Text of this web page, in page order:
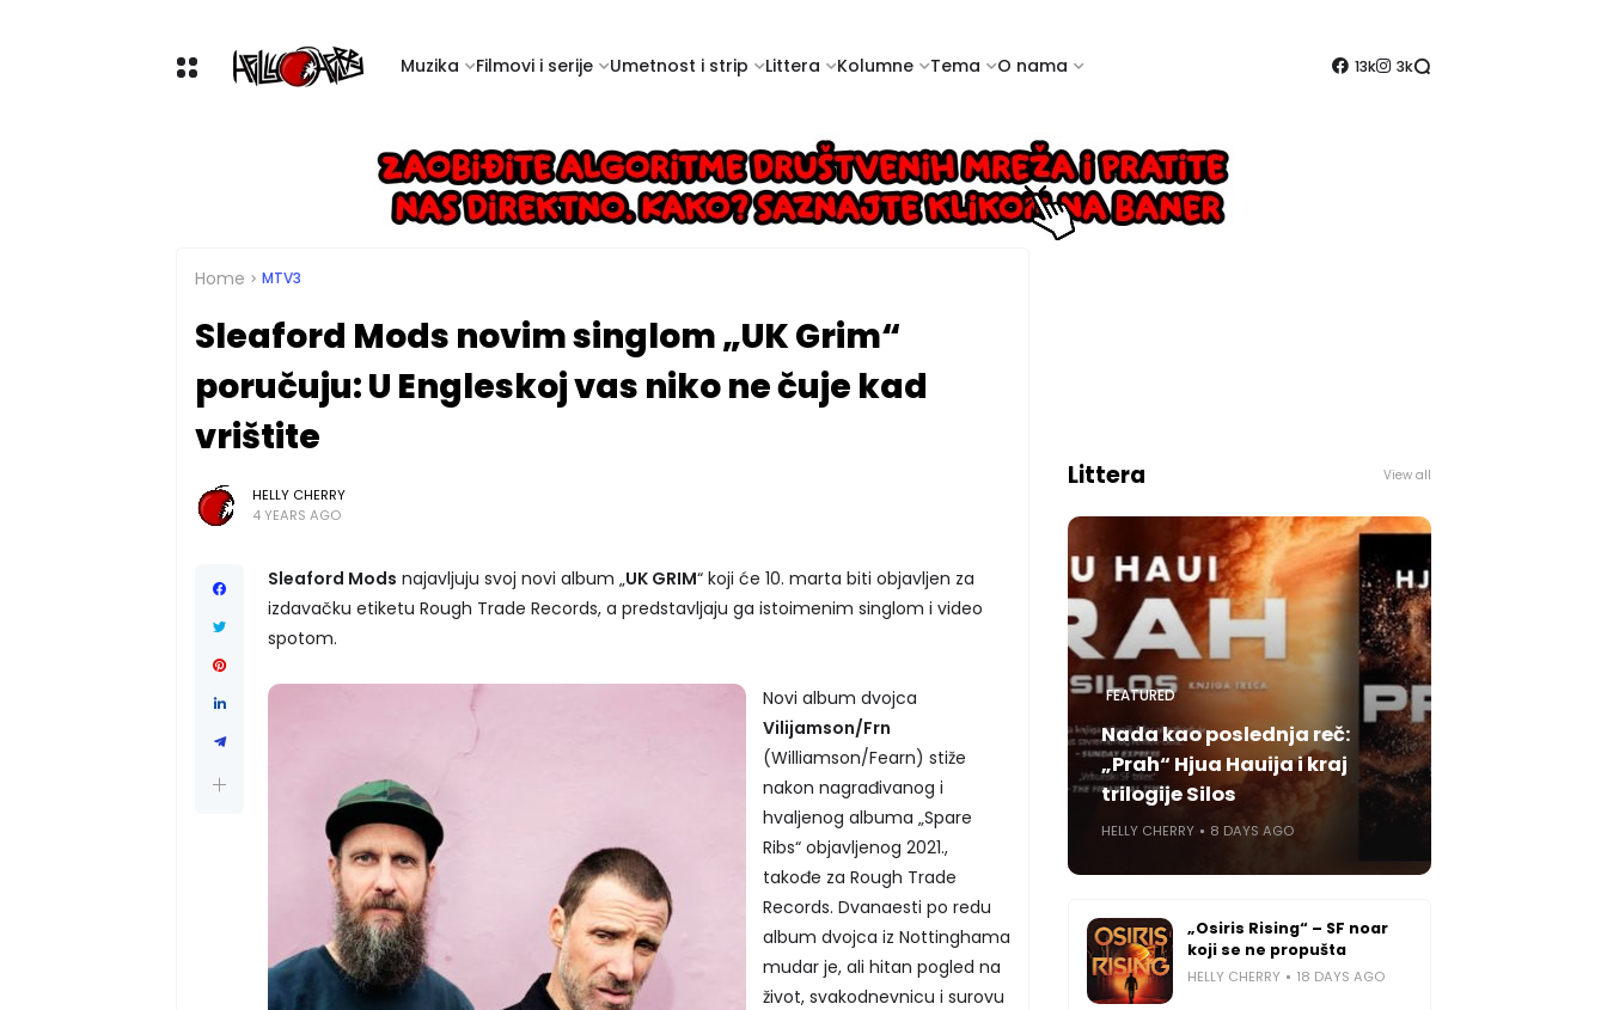
Muzika Filmovi i serije Umetnost i strip Littera Kolumne Tema O nama 13k 3k
Home MTV3
Sleaford Mods novim singlom „UK Grim“
poručuju: U Engleskoj vas niko ne čuje kad
vrištite
HELLY CHERRY
4 YEARS AGO
Sleaford Mods najavljuju svoj novi album „UK GRIM“ koji će 10. marta biti objavljen za
izdavačku etiketu Rough Trade Records, a predstavljaju ga istoimenim singlom i video
spotom.
Novi album dvojca
Vilijamson/Frn
(Williamson/Fearn) stiže
nakon nagrađivanog i
hvaljenog albuma „Spare
Ribs“ objavljenog 2021.,
takođe za Rough Trade
Records. Dvanaesti po redu
album dvojca iz Nottinghama
mudar je, ali hitan pogled na
život, svakodnevnicu i surovu
Littera View all
FEATURED
Nada kao poslednja reč:
„Prah“ Hjua Hauija i kraj
trilogije Silos
HELLY CHERRY 8 DAYS AGO
„Osiris Rising“ – SF noar
koji se ne propušta
HELLY CHERRY 18 DAYS AGO